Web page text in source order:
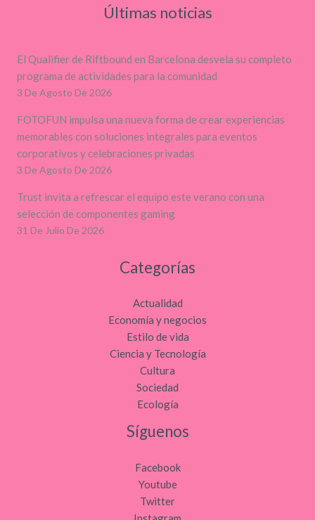
Últimas noticias
El Qualifier de Riftbound en Barcelona desvela su completo
programa de actividades para la comunidad
3 De Agosto De 2026
FOTOFUN impulsa una nueva forma de crear experiencias
memorables con soluciones integrales para eventos
corporativos y celebraciones privadas
3 De Agosto De 2026
Trust invita a refrescar el equipo este verano con una
selección de componentes gaming
31 De Julio De 2026
Categorías
Actualidad
Economía y negocios
Estilo de vida
Ciencia y Tecnología
Cultura
Sociedad
Ecología
Síguenos
Facebook
Youtube
Twitter